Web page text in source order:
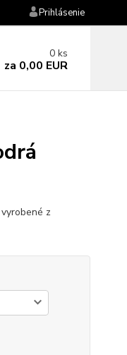
Prihlásenie
0 ks
za 0,00 EUR
z